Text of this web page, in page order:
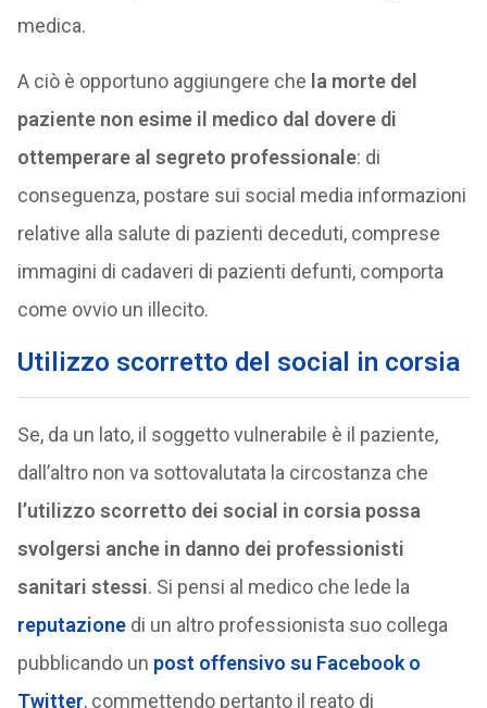
medica.
A ciò è opportuno aggiungere che la morte del
paziente non esime il medico dal dovere di
ottemperare al segreto professionale: di
conseguenza, postare sui social media informazioni
relative alla salute di pazienti deceduti, comprese
immagini di cadaveri di pazienti defunti, comporta
come ovvio un illecito.
Utilizzo scorretto del social in corsia
Se, da un lato, il soggetto vulnerabile è il paziente,
dall’altro non va sottovalutata la circostanza che
l’utilizzo scorretto dei social in corsia possa
svolgersi anche in danno dei professionisti
sanitari stessi. Si pensi al medico che lede la
reputazionedi un altro professionista suo collega
pubblicando un post offensivo su Facebook o
Twitter, commettendo pertanto il reato di